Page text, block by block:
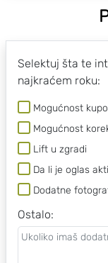
Selektuj šta te
najkraćem roku:
Mogućnost
Mogućnost
Lift u zgradi
Da li je oglas
Dodatne
Ostalo: